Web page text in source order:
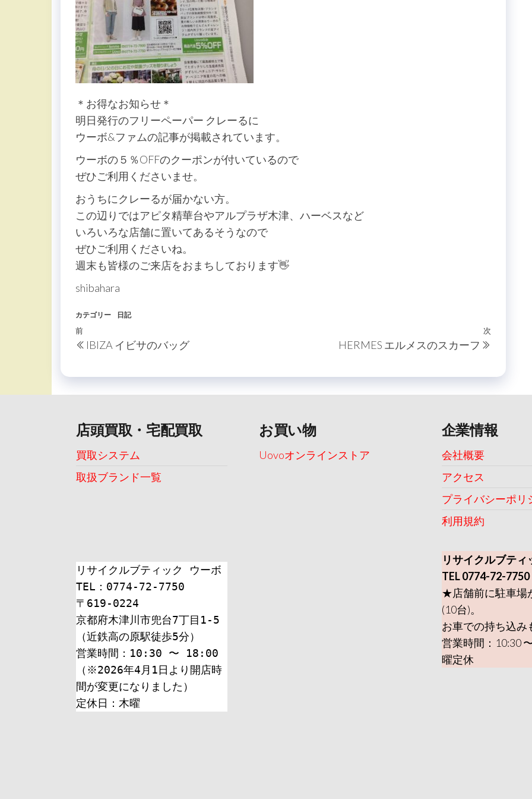
＊お得なお知らせ＊
明日発行のフリーペーパー クレーるに
ウーボ&ファムの記事が掲載されています。
ウーボの５％OFFのクーポンが付いているので
ぜひご利用くださいませ。
おうちにクレーるが届かない方。
この辺りではアピタ精華台やアルプラザ木津、ハーベスなど
いろいろな店舗に置いてあるそうなので
ぜひご利用くださいね。
週末も皆様のご来店をおまちしております👋
shibahara
カテゴリー 日記
投
稿
ナ
ビ
ー
シ
ョ
過
去
稿
前
IBIZA イビサのバッグ
次
次
HERMES エルメスのスカーフ
店頭買取・宅配買取
買取システム
取扱ブランド一覧
お買い物
Uovoオンラインストア
企業情報
会社概要
アクセス
プライバシーポリ
利用規約
リサイクルブティック ウーボ
TEL：0774-72-7750
〒619-0224
京都府木津川市兜台7丁目1-5
（近鉄高の原駅徒歩5分）
営業時間：10:30 〜 18:00
（※2026年4月1日より開店時
間が変更になりました）
定休日：木曜
リサイクルブティ
TEL 0774-72-7750
★店舗前に駐車場
(10台)。
お車での持ち込み
営業時間：10:30
曜定休